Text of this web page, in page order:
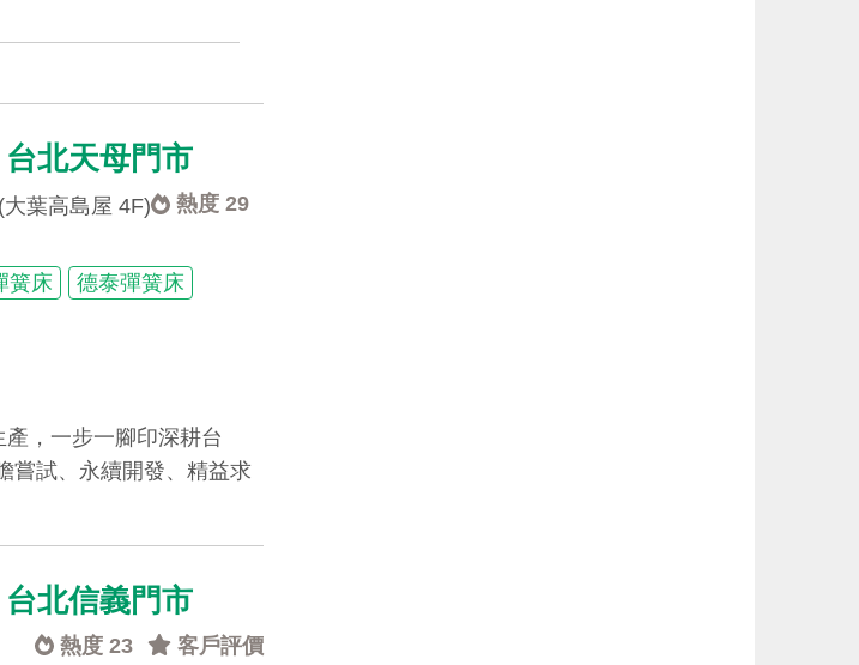
北天母門市
熱度 29
葉高島屋 4F)
簧床
德泰彈簧床
，一步一腳印深耕台
嘗試、永續開發、精益求
北信義門市
熱度 23 客戶評價